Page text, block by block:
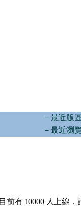
－最近版
－最近瀏
前有 10000 人上線